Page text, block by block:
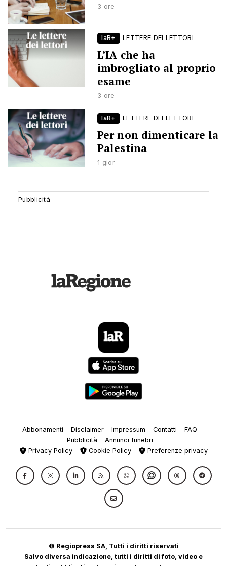
3 ore
laR+ LETTERE DEI LETTORI
L’IA che ha
imbrogliato al proprio
esame
3 ore
laR+ LETTERE DEI LETTORI
Per non dimenticare la
Palestina
1 gior
Abbonamenti Disclaimer Impressum Contatti
FAQ
Pubblicità
Annunci funebri
Privacy Policy
Cookie Policy Preferenze privacy
© Regiopress SA, Tutti i diritti riservati
Salvo diversa indicazione, tutti i diritti di foto, video e